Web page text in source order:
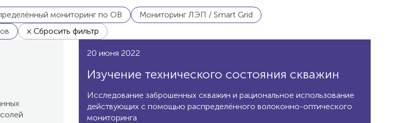
мониторинг по ОВ
Мониторинг ЛЭП / Smart Grid
× Сбросить фильтр
20 июня 2022
Изучение технического состояния скважин
Исследование заброшенных скважин и рациональное использование
действующих с помощью распределённого волоконно-оптического
мониторинга